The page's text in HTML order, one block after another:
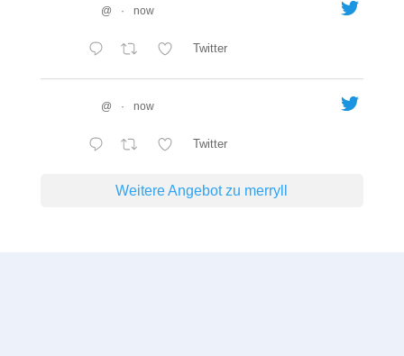
@ · now
Twitter
@ · now
Twitter
Weitere Angebot zu merryll